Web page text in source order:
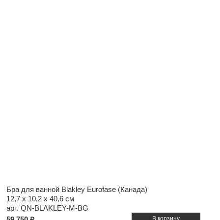
Бра для ванной Blakley Eurofase (Канада)
12,7 x 10,2 x 40,6 см
арт. QN-BLAKLEY-M-BG